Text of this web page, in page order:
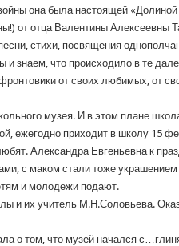
она была настоящей
от отца Валентины Алексеевны
стихи, посвящения
что происходило в те
от своих любимых, от
музея. И в этом плане
ежегодно приходит в школу 15
Александра Евгеньевна к
с маком стали тоже
и молодежи подают.
и их учитель М.Н.Соловьева.
о том, что музей начался